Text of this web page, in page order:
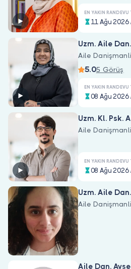
EN YAKIN RANDEVU
11 Ağu 2026
Uzm. Aile
Aile
5.05 Görüş
EN YAKIN RANDEVU
08 Ağu 2026
Uzm. Kl. Psk.
Aile
EN YAKIN RANDEVU
08 Ağu 2026
Uzm. Aile
Aile
Aile Dan.